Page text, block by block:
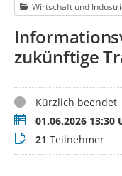
Wirtschaft und
zukünftige
StatusKürzlich beendet
Termin01.06.2026 13:30
Teilnehmer
21 Teilnehmer